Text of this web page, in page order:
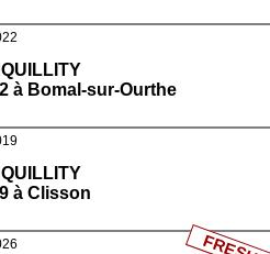
à Bomal-sur-Ourthe
à Clisson